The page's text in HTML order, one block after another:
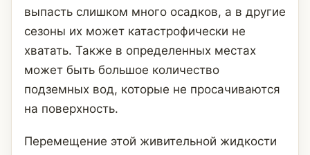
выпасть слишком много осадков, а в другие
сезоны их может катастрофически не
хватать. Также в определенных местах
может быть большое количество
подземных вод, которые не просачиваются
на поверхность.
Перемещение этой живительной жидкости